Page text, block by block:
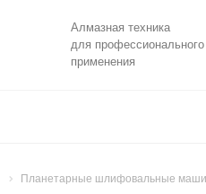
Алмазная техника
для профессионального
применения
Планетарные шлифовальные